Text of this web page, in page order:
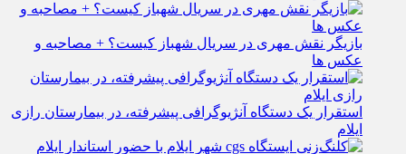
بازیگر نقش مهری در سریال شهباز کیست؟ + مصاحبه و
عکس ها
استقرار یک دستگاه آنژیوگرافی پیشرفته، در بیمارستان رازی
ایلام